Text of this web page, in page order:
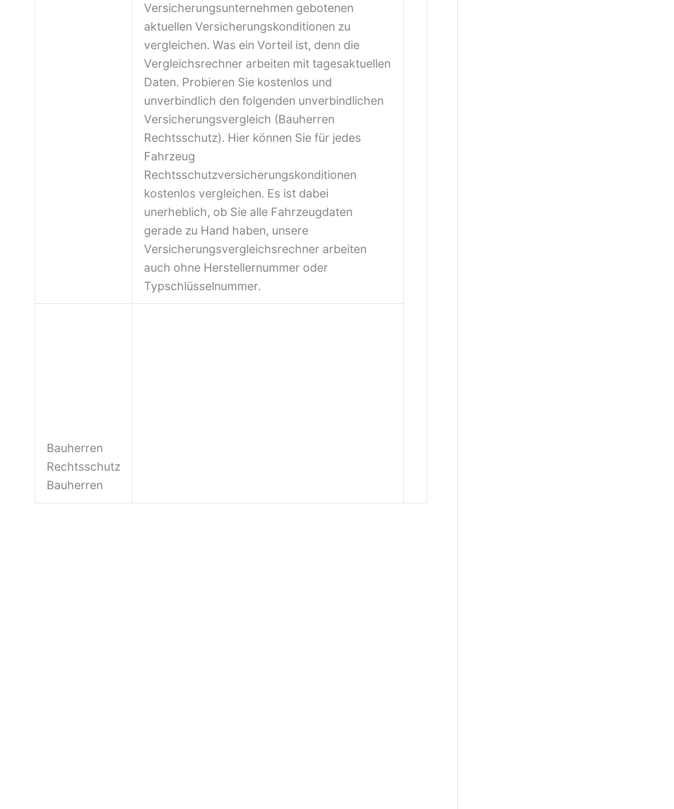
Versicherungsunternehmen gebotenen
aktuellen Versicherungskonditionen zu
vergleichen. Was ein Vorteil ist, denn die
Vergleichsrechner arbeiten mit tagesaktuellen
Daten. Probieren Sie kostenlos und
unverbindlich den folgenden unverbindlichen
Versicherungsvergleich (Bauherren
Rechtsschutz). Hier können Sie für jedes
Fahrzeug
Rechtsschutzversicherungskonditionen
kostenlos vergleichen. Es ist dabei
unerheblich, ob Sie alle Fahrzeugdaten
gerade zu Hand haben, unsere
Versicherungsvergleichsrechner arbeiten
auch ohne Herstellernummer oder
Typschlüsselnummer.
Bauherren
Rechtsschutz
Bauherren